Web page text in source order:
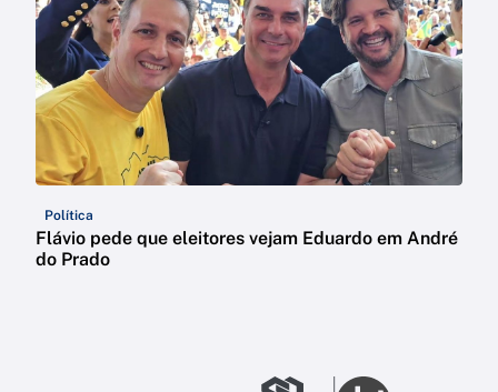
Política
Flávio pede que eleitores vejam Eduardo em André
do Prado